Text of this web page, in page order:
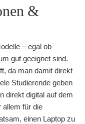
&
– egal ob
gut geeignet sind.
da man damit direkt
Studierende geben
direkt digital auf dem
allem für die
einen Laptop zu